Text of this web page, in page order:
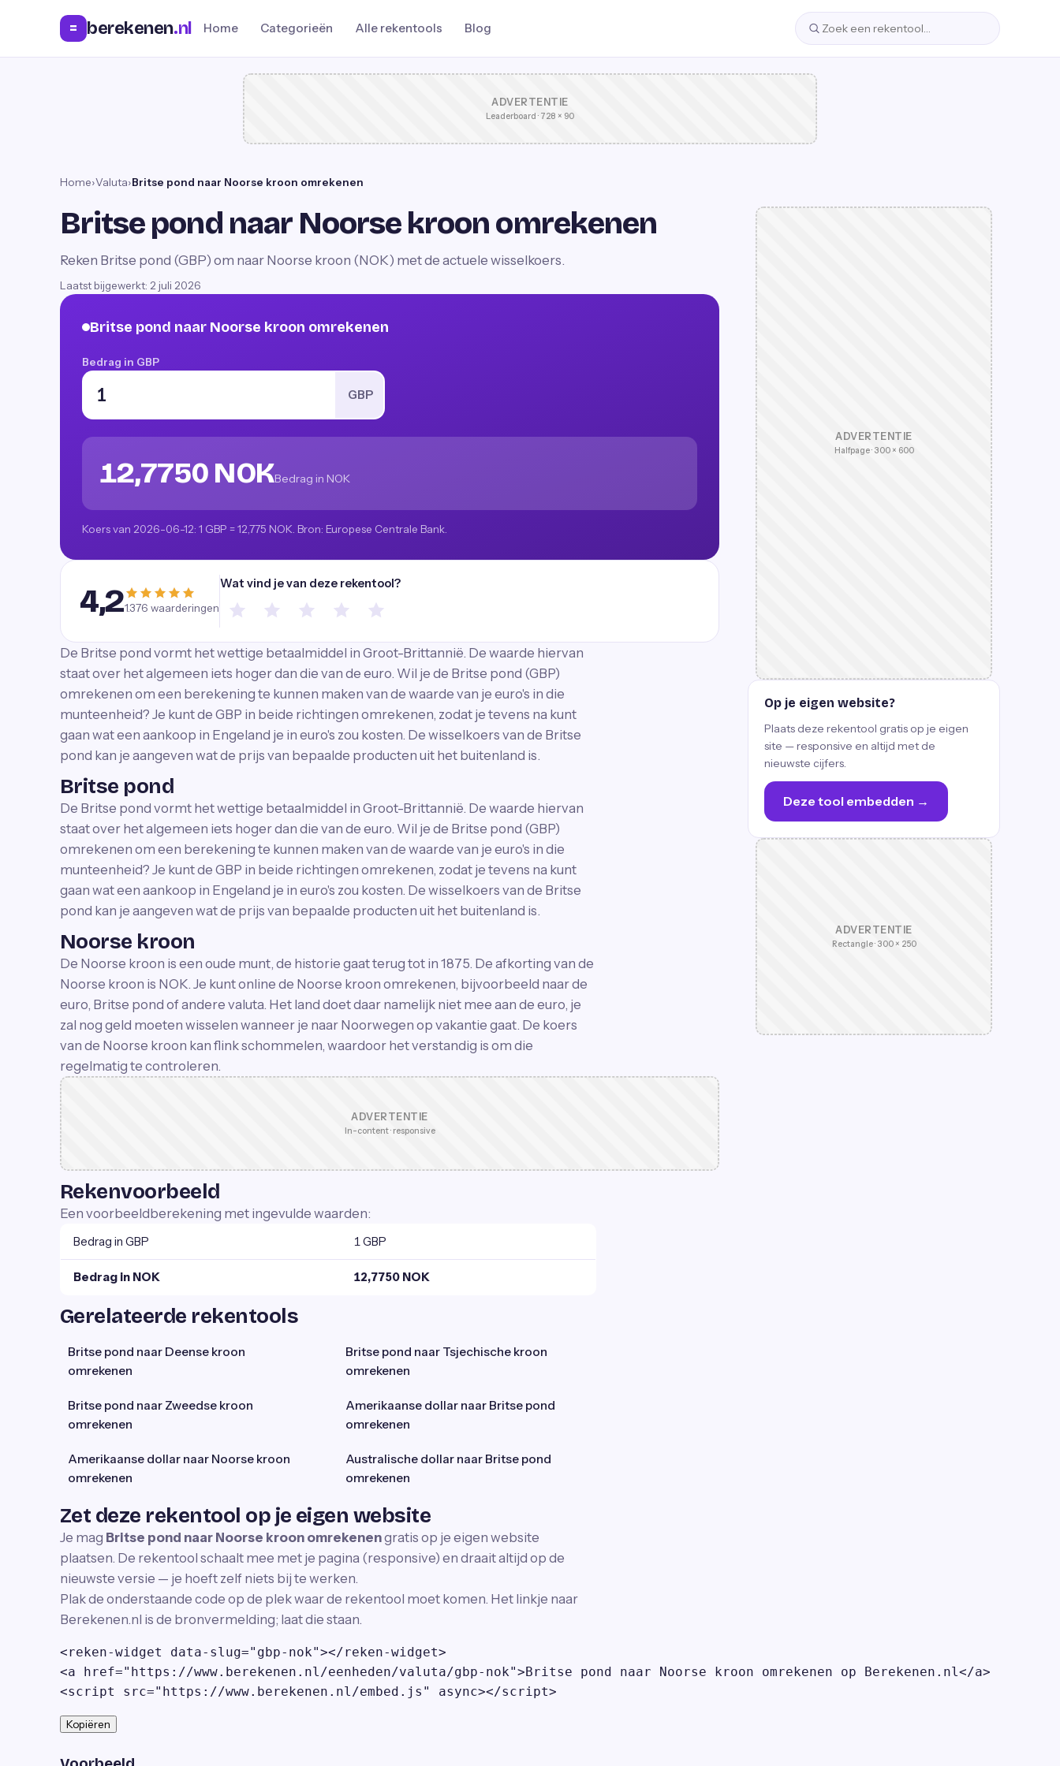
= berekenen.nl Home Categorieën Alle rekentools Blog
ADVERTENTIE
Leaderboard · 728 × 90
Home›Valuta›Britse pond naar Noorse kroon omrekenen
Britse pond naar Noorse kroon omrekenen
Reken Britse pond (GBP) om naar Noorse kroon (NOK) met de actuele wisselkoers.
Laatst bijgewerkt: 2 juli 2026
Britse pond naar Noorse kroon omrekenen
Bedrag in GBP
GBP
12,7750 NOKBedrag in NOK
Koers van 2026-06-12: 1 GBP = 12,775 NOK. Bron: Europese Centrale Bank.
4,21.376 waarderingen
Wat vind je van deze rekentool?
De Britse pond vormt het wettige betaalmiddel in Groot-Brittannië. De waarde hiervan
staat over het algemeen iets hoger dan die van de euro. Wil je de Britse pond (GBP)
omrekenen om een berekening te kunnen maken van de waarde van je euro's in die
munteenheid? Je kunt de GBP in beide richtingen omrekenen, zodat je tevens na kunt
gaan wat een aankoop in Engeland je in euro's zou kosten. De wisselkoers van de Britse
pond kan je aangeven wat de prijs van bepaalde producten uit het buitenland is.
Britse pond
De Britse pond vormt het wettige betaalmiddel in Groot-Brittannië. De waarde hiervan
staat over het algemeen iets hoger dan die van de euro. Wil je de Britse pond (GBP)
omrekenen om een berekening te kunnen maken van de waarde van je euro's in die
munteenheid? Je kunt de GBP in beide richtingen omrekenen, zodat je tevens na kunt
gaan wat een aankoop in Engeland je in euro's zou kosten. De wisselkoers van de Britse
pond kan je aangeven wat de prijs van bepaalde producten uit het buitenland is.
Noorse kroon
De Noorse kroon is een oude munt, de historie gaat terug tot in 1875. De afkorting van de
Noorse kroon is NOK. Je kunt online de Noorse kroon omrekenen, bijvoorbeeld naar de
euro, Britse pond of andere valuta. Het land doet daar namelijk niet mee aan de euro, je
zal nog geld moeten wisselen wanneer je naar Noorwegen op vakantie gaat. De koers
van de Noorse kroon kan flink schommelen, waardoor het verstandig is om die
regelmatig te controleren.
ADVERTENTIE
In-content · responsive
Rekenvoorbeeld
Een voorbeeldberekening met ingevulde waarden:
Bedrag in GBP 1 GBP
Bedrag in NOK 12,7750 NOK
Gerelateerde rekentools
Britse pond naar Deense kroon
omrekenen
Britse pond naar Tsjechische kroon
omrekenen
Britse pond naar Zweedse kroon
omrekenen
Amerikaanse dollar naar Britse pond
omrekenen
Amerikaanse dollar naar Noorse kroon
omrekenen
Australische dollar naar Britse pond
omrekenen
Zet deze rekentool op je eigen website
Je mag Britse pond naar Noorse kroon omrekenengratis op je eigen website
plaatsen. De rekentool schaalt mee met je pagina (responsive) en draait altijd op de
nieuwste versie — je hoeft zelf niets bij te werken.
Plak de onderstaande code op de plek waar de rekentool moet komen. Het linkje naar
Berekenen.nl is de bronvermelding; laat die staan.
<reken-widget data-slug="gbp-nok"></reken-widget>
<a href="https://www.berekenen.nl/eenheden/valuta/gbp-nok">Britse pond naar Noorse kroon omrekenen op Berekenen.nl</a>
<script src="https://www.berekenen.nl/embed.js" async></script>
Kopiëren
ADVERTENTIE
Halfpage · 300 × 600
Op je eigen website?
Plaats deze rekentool gratis op je eigen
site — responsive en altijd met de
nieuwste cijfers.
Deze tool embedden →
ADVERTENTIE
Rectangle · 300 × 250